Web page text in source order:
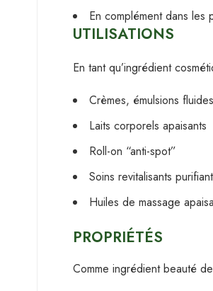
En complément dans les
UTILISATIONS
En tant qu’ingrédient
Crèmes, émulsions
Laits corporels apaisants
Roll-on “anti-spot”
Soins revitalisants
Huiles de massage
PROPRIÉTÉS
Comme ingrédient beauté